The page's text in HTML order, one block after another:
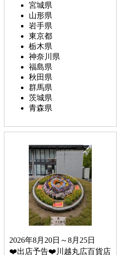
宮城県
山形県
岩手県
東京都
栃木県
神奈川県
福島県
秋田県
群馬県
茨城県
青森県
2026年8月20日～8月25日
❤️出店予告❤️川越丸広百貨店